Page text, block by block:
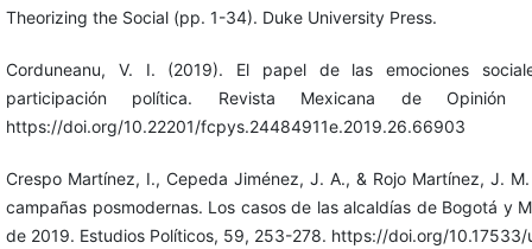
Theorizing the Social (pp. 1-34). Duke University Press.
Corduneanu, V. I. (2019). El papel de las emociones
participación política. Revista Mexicana de Opinión
https://doi.org/10.22201/fcpys.24484911e.2019.26.66903
Crespo Martínez, I., Cepeda Jiménez, J. A., & Rojo Martínez, J.
campañas posmodernas. Los casos de las alcaldías de Bogotá y
de 2019. Estudios Políticos, 59, 253-278. https://doi.org/10.17533/